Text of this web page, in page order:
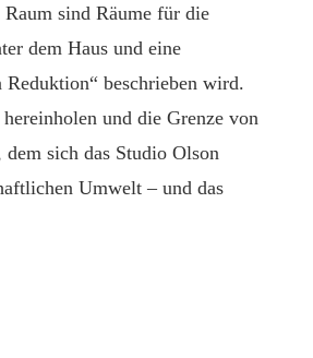
sind Räume für die
dem Haus und eine
beschrieben wird.
und die Grenze von
sich das Studio Olson
Umwelt – und das